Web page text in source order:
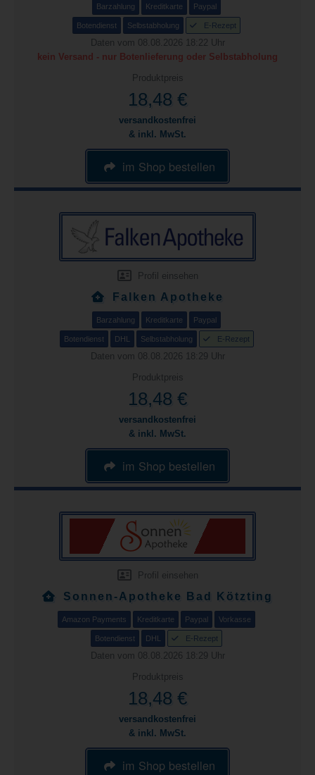
Barzahlung Kreditkarte Paypal
Botendienst Selbstabholung E-Rezept
Daten vom 08.08.2026 18:22 Uhr
kein Versand - nur Botenlieferung oder Selbstabholung
Produktpreis
18,48 €
versandkostenfrei
& inkl. MwSt.
im Shop bestellen
Profil einsehen
Falken Apotheke
Barzahlung Kreditkarte Paypal
Botendienst DHL Selbstabholung E-Rezept
Daten vom 08.08.2026 18:29 Uhr
Produktpreis
18,48 €
versandkostenfrei
& inkl. MwSt.
im Shop bestellen
Profil einsehen
Sonnen-Apotheke Bad Kötzting
Amazon Payments Kreditkarte Paypal Vorkasse
Botendienst DHL E-Rezept
Daten vom 08.08.2026 18:29 Uhr
Produktpreis
18,48 €
versandkostenfrei
& inkl. MwSt.
im Shop bestellen